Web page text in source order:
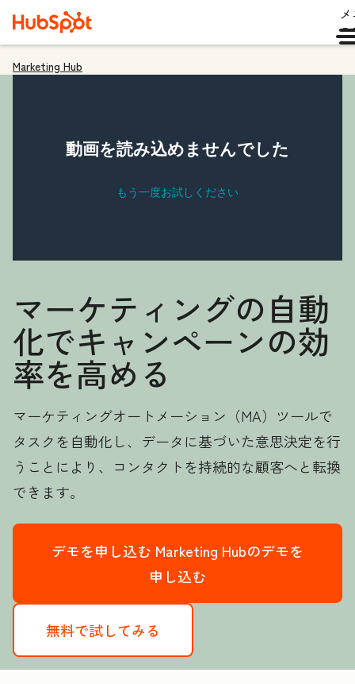
Marketing Hub
マーケティングの自動
化でキャンペーンの効
率を高める
マーケティングオートメーション（MA）ツールで
タスクを自動化し、データに基づいた意思決定を行
うことにより、コンタクトを持続的な顧客へと転換
できます。
デモを申し込む Marketing Hubのデモを
申し込む
無料で試してみる